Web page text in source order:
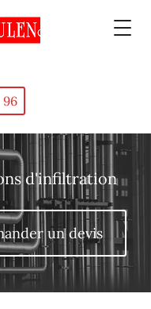
96
d'infiltration
un devis